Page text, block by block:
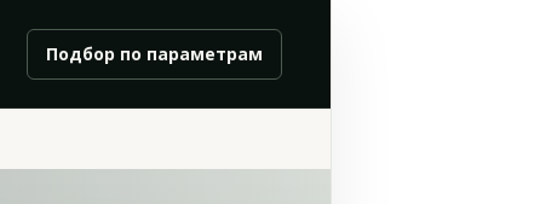
Подбор по параметрам